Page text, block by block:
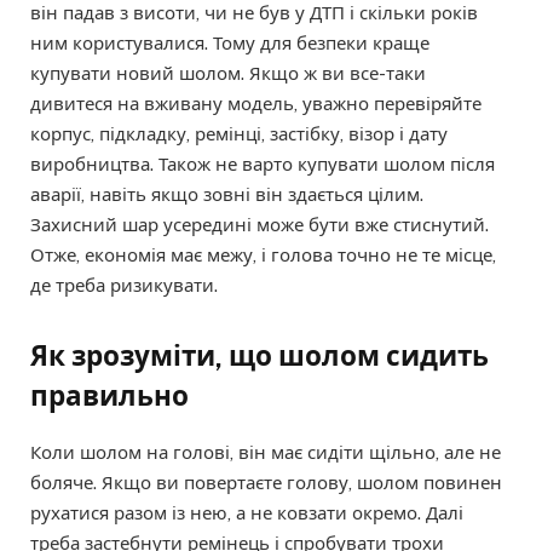
він падав з висоти, чи не був у ДТП і скільки років
ним користувалися. Тому для безпеки краще
купувати новий шолом. Якщо ж ви все-таки
дивитеся на вживану модель, уважно перевіряйте
корпус, підкладку, ремінці, застібку, візор і дату
виробництва. Також не варто купувати шолом після
аварії, навіть якщо зовні він здається цілим.
Захисний шар усередині може бути вже стиснутий.
Отже, економія має межу, і голова точно не те місце,
де треба ризикувати.
Як зрозуміти, що шолом сидить
правильно
Коли шолом на голові, він має сидіти щільно, але не
боляче. Якщо ви повертаєте голову, шолом повинен
рухатися разом із нею, а не ковзати окремо. Далі
треба застебнути ремінець і спробувати трохи